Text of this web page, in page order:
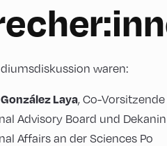
waren:
Laya, Co-Vorsitzende
Advisory Board und
Affairs an der Sciences Po